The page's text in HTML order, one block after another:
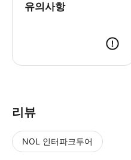
유의사항
리뷰
NOL 인터파크투어